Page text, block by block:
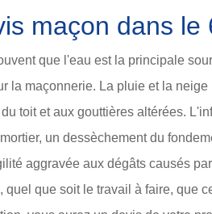
maçon dans le
que l'eau est la principale
la maçonnerie. La pluie et la neige
toit et aux gouttières altérées.
un dessèchement du
aggravée aux dégâts causés
quel que soit le travail à faire, que